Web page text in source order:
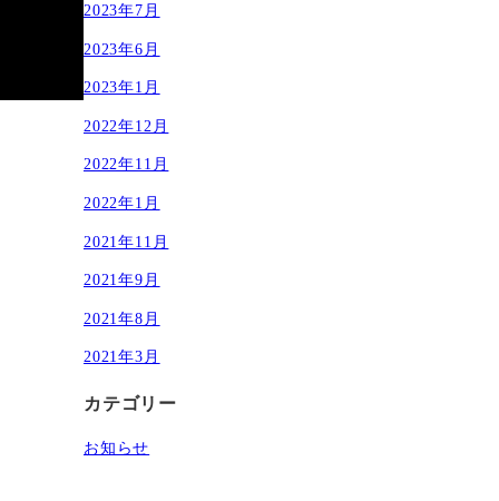
2023年7月
2023年6月
2023年1月
2022年12月
2022年11月
2022年1月
2021年11月
2021年9月
2021年8月
2021年3月
カテゴリー
お知らせ